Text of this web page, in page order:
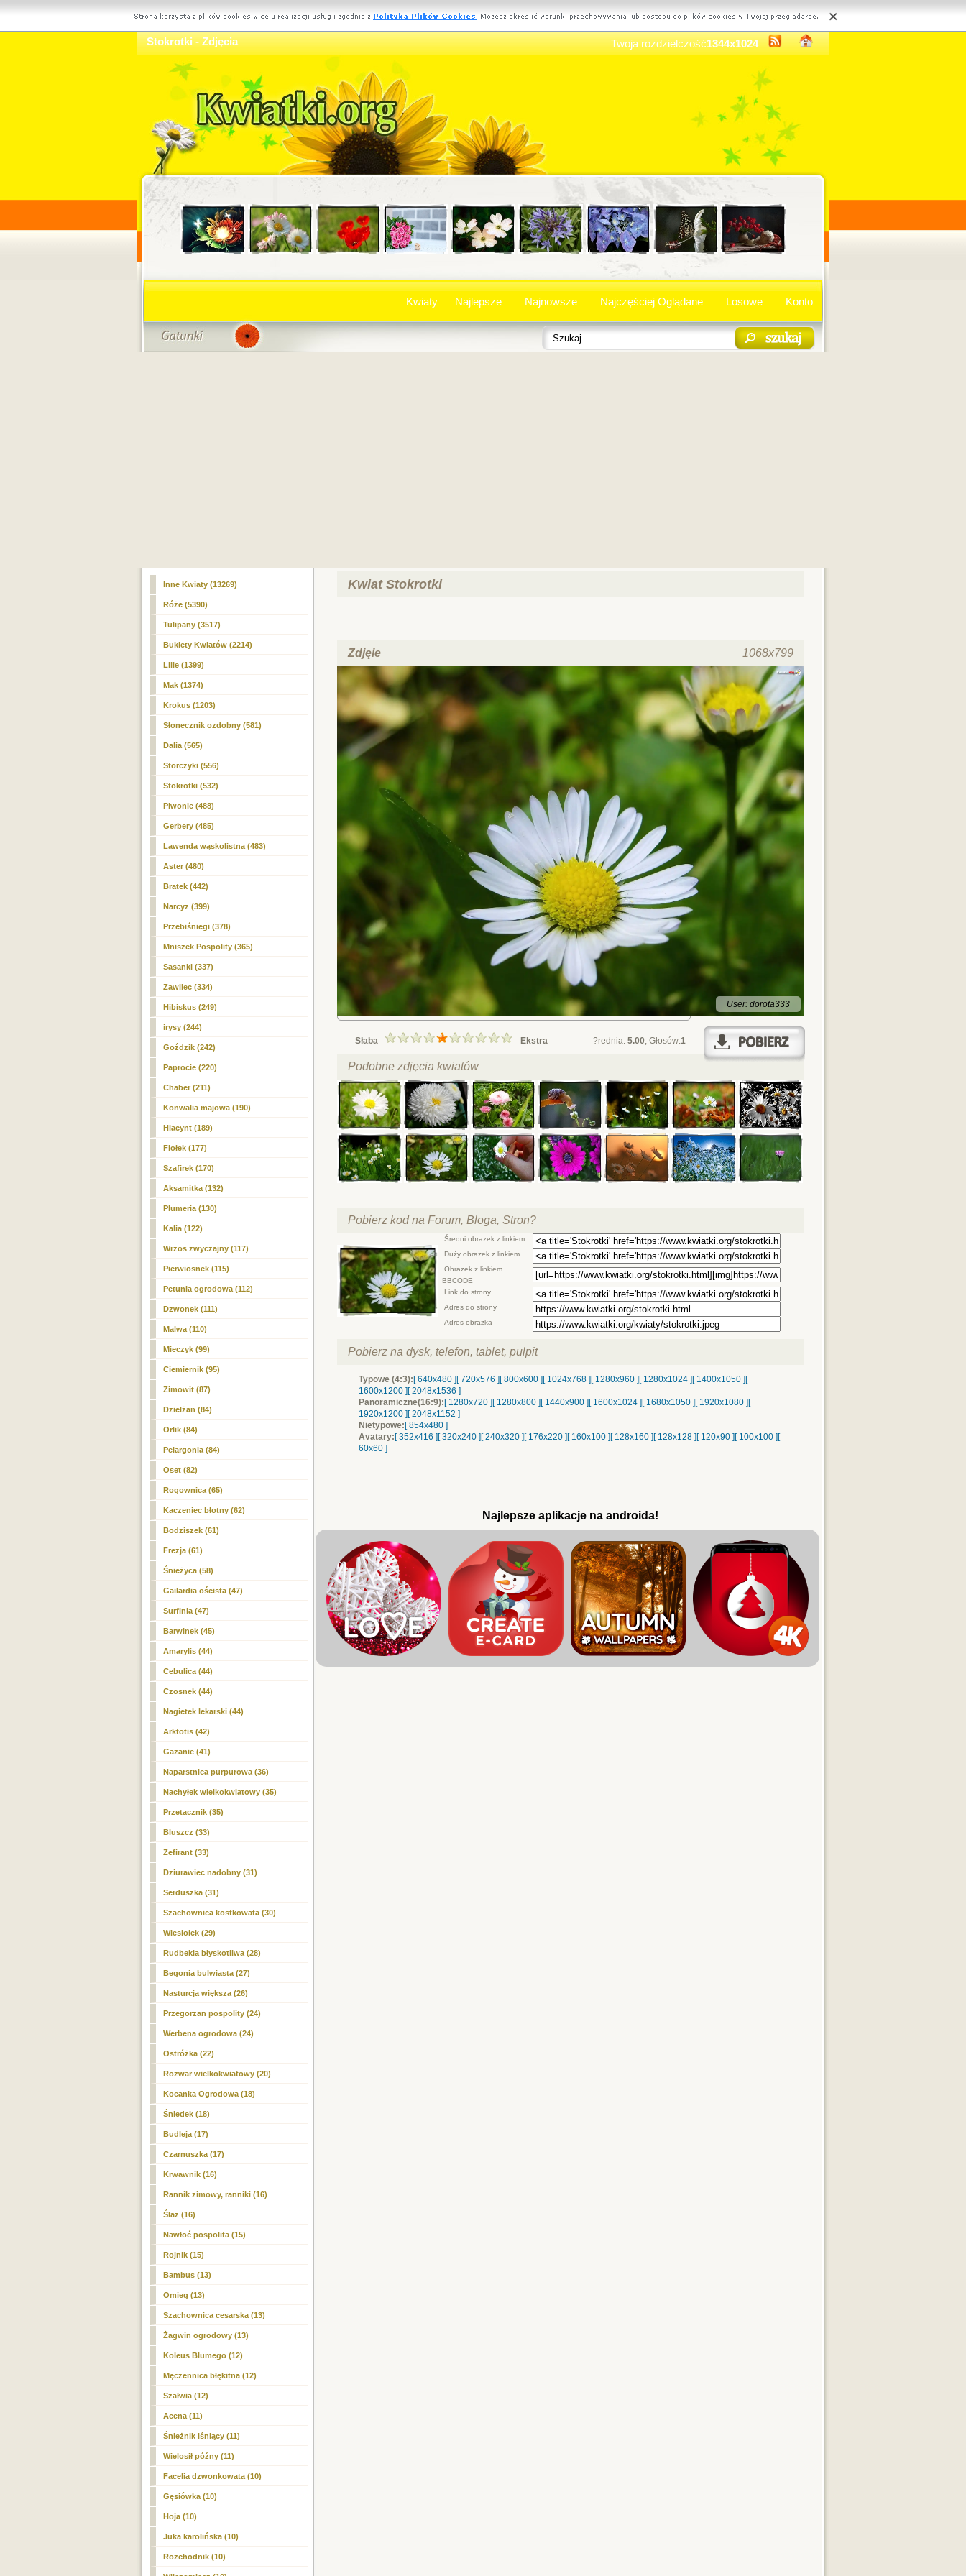
Stokrotki - Zdjęcia Twoja rozdzielczość1344x1024
Kwiaty Najlepsze Najnowsze Najczęściej Oglądane Losowe Konto
Inne Kwiaty (13269)
Róże (5390)
Tulipany (3517)
Bukiety Kwiatów (2214)
Lilie (1399)
Mak (1374)
Krokus (1203)
Słonecznik ozdobny (581)
Dalia (565)
Storczyki (556)
Stokrotki(532)
Piwonie (488)
Gerbery (485)
Lawenda wąskolistna (483)
Aster (480)
Bratek (442)
Narcyz (399)
Przebiśniegi (378)
Mniszek Pospolity (365)
Sasanki (337)
Zawilec (334)
Hibiskus (249)
irysy (244)
Goździk (242)
Paprocie (220)
Chaber (211)
Konwalia majowa (190)
Hiacynt (189)
Fiołek (177)
Szafirek (170)
Aksamitka (132)
Plumeria (130)
Kalia (122)
Wrzos zwyczajny (117)
Pierwiosnek (115)
Petunia ogrodowa (112)
Dzwonek (111)
Malwa (110)
Mieczyk (99)
Ciemiernik (95)
Zimowit (87)
Dzielżan (84)
Orlik (84)
Pelargonia (84)
Oset (82)
Rogownica (65)
Kaczeniec błotny (62)
Bodziszek (61)
Frezja (61)
Śnieżyca (58)
Gailardia oścista (47)
Surfinia (47)
Barwinek (45)
Amarylis (44)
Cebulica (44)
Czosnek (44)
Nagietek lekarski (44)
Arktotis (42)
Gazanie (41)
Naparstnica purpurowa (36)
Nachyłek wielkokwiatowy (35)
Przetacznik (35)
Bluszcz (33)
Zefirant (33)
Dziurawiec nadobny (31)
Serduszka (31)
Szachownica kostkowata (30)
Wiesiołek (29)
Rudbekia błyskotliwa (28)
Begonia bulwiasta (27)
Nasturcja większa (26)
Przegorzan pospolity (24)
Werbena ogrodowa (24)
Ostróżka (22)
Rozwar wielkokwiatowy (20)
Kocanka Ogrodowa (18)
Śniedek (18)
Budleja (17)
Czarnuszka (17)
Krwawnik (16)
Rannik zimowy, ranniki (16)
Ślaz (16)
Nawłoć pospolita (15)
Rojnik (15)
Bambus (13)
Omieg (13)
Szachownica cesarska (13)
Żagwin ogrodowy (13)
Koleus Blumego (12)
Męczennica błękitna (12)
Szałwia (12)
Acena (11)
Śnieżnik lśniący (11)
Wielosił późny (11)
Facelia dzwonkowata (10)
Gęsiówka (10)
Hoja (10)
Juka karolińska (10)
Rozchodnik (10)
Kwiat Stokrotki
Zdjęie 1068x799
User: dorota333
Słaba Ekstra?rednia: 5.00, Głosów:1
Podobne zdjęcia kwiatów
Pobierz kod na Forum, Bloga, Stron?
Średni obrazek z linkiem
Duży obrazek z linkiem
Obrazek z linkiem
BBCODE
Link do strony
Adres do strony
Adres obrazka
Pobierz na dysk, telefon, tablet, pulpit
Typowe (4:3):[ 640x480 ][ 720x576 ][ 800x600 ][ 1024x768 ][ 1280x960 ][ 1280x1024 ][ 1400x1050 ][
1600x1200 ][ 2048x1536 ]
Panoramiczne(16:9):[ 1280x720 ][ 1280x800 ][ 1440x900 ][ 1600x1024 ][ 1680x1050 ][ 1920x1080 ][
1920x1200 ][ 2048x1152 ]
Nietypowe:[ 854x480 ]
Avatary:[ 352x416 ][ 320x240 ][ 240x320 ][ 176x220 ][ 160x100 ][ 128x160 ][ 128x128 ][ 120x90 ][ 100x100 ][
60x60 ]
Najlepsze aplikacje na androida!